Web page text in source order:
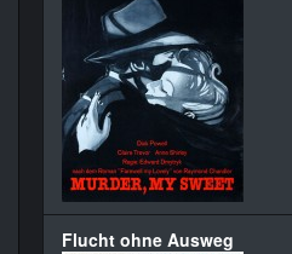
Flucht ohne Ausweg